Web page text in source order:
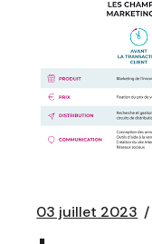
03 juillet 2023